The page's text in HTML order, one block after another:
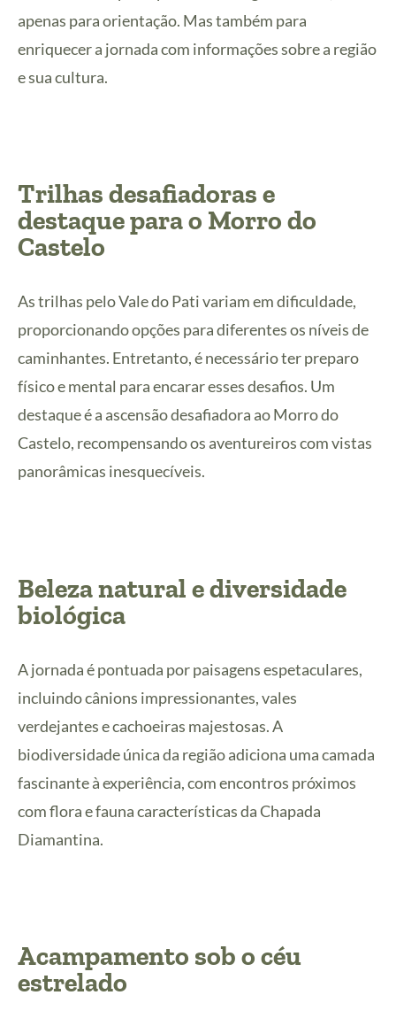
apenas para orientação. Mas também para
enriquecer a jornada com informações sobre a região
e sua cultura.
Trilhas desafiadoras e
destaque para o Morro do
Castelo
As trilhas pelo Vale do Pati variam em dificuldade,
proporcionando opções para diferentes os níveis de
caminhantes. Entretanto, é necessário ter preparo
físico e mental para encarar esses desafios. Um
destaque é a ascensão desafiadora ao Morro do
Castelo, recompensando os aventureiros com vistas
panorâmicas inesquecíveis.
Beleza natural e diversidade
biológica
A jornada é pontuada por paisagens espetaculares,
incluindo cânions impressionantes, vales
verdejantes e cachoeiras majestosas. A
biodiversidade única da região adiciona uma camada
fascinante à experiência, com encontros próximos
com flora e fauna características da Chapada
Diamantina.
Acampamento sob o céu
estrelado